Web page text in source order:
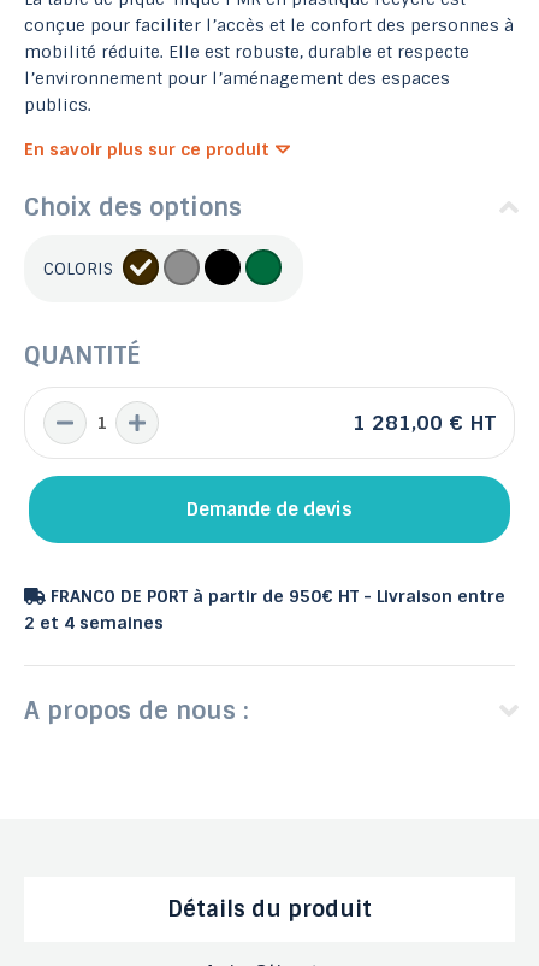
conçue pour faciliter l’accès et le confort des personnes à
mobilité réduite. Elle est robuste, durable et respecte
l’environnement pour l’aménagement des espaces
publics.
En savoir plus sur ce produit
Choix des options
COLORIS
QUANTITÉ
1 281,00 € HT
Demande de devis
FRANCO DE PORT à partir de 950€ HT - Livraison entre
2 et 4 semaines
A propos de nous :
Détails du produit